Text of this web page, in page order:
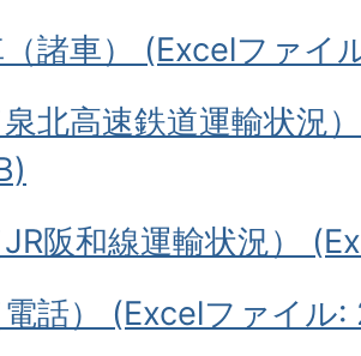
（諸車） (Excelファイ
北高速鉄道運輸状況
阪和線運輸状況）
話） (Excelファイル: